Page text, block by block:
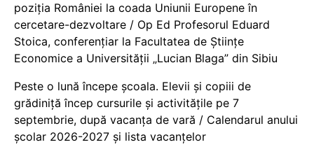
poziția României la coada Uniunii Europene în
cercetare-dezvoltare / Op Ed Profesorul Eduard
Stoica, conferențiar la Facultatea de Științe
Economice a Universității „Lucian Blaga” din Sibiu
Peste o lună începe școala. Elevii și copiii de
grădiniță încep cursurile și activitățile pe 7
septembrie, după vacanța de vară / Calendarul anului
școlar 2026-2027 și lista vacanțelor